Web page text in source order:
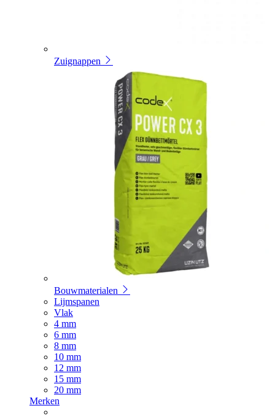
Zuignappen
Bouwmaterialen
Lijmspanen
Vlak
4 mm
6 mm
8 mm
10 mm
12 mm
15 mm
20 mm
Merken